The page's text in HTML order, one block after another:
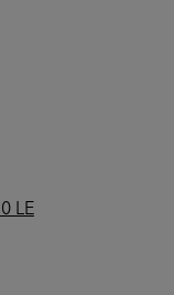
LE